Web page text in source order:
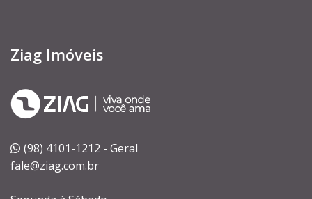
Ziag Imóveis
(98) 4101-1212 - Geral
fale@ziag.com.br